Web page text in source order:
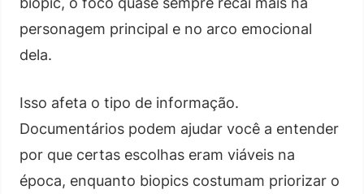
personagem principal e no arco emocional
dela.
Isso afeta o tipo de informação.
Documentários podem ajudar você a entender
por que certas escolhas eram viáveis na
época, enquanto biopics costumam priorizar o